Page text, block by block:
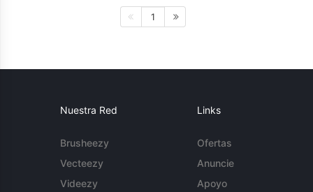
1
Nuestra Red
Brusheezy
Vecteezy
Videezy
Links
Ofertas
Anuncie
Apoyo